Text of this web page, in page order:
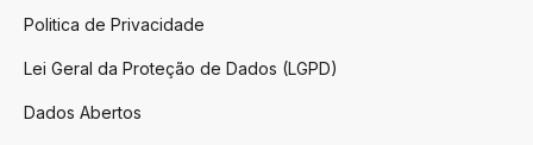
Politica de Privacidade
Lei Geral da Proteção de Dados (LGPD)
Dados Abertos